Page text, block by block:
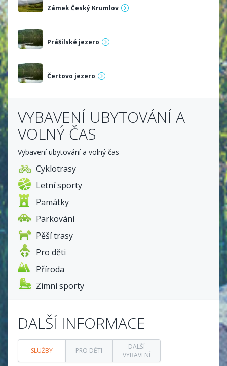
Zámek Český Krumlov
Prášilské jezero
Čertovo jezero
VYBAVENÍ UBYTOVÁNÍ A
VOLNÝ ČAS
Vybavení ubytování a volný čas
Cyklotrasy
Letní sporty
Památky
Parkování
Pěší trasy
Pro děti
Příroda
Zimní sporty
DALŠÍ INFORMACE
SLUŽBY PRO DĚTI
DALŠÍ
VYBAVENÍ